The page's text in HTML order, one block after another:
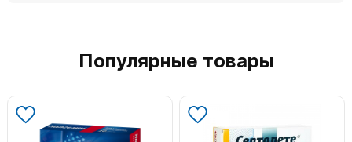
Популярные товары